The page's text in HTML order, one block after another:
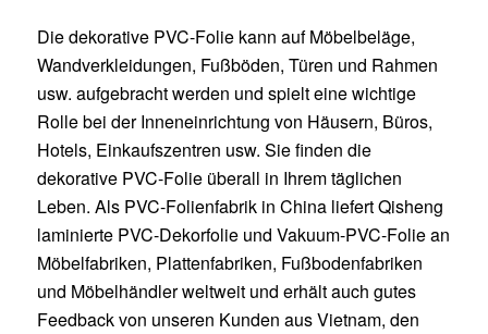
Die dekorative PVC-Folie kann auf Möbelbeläge,
Wandverkleidungen, Fußböden, Türen und Rahmen
usw. aufgebracht werden und spielt eine wichtige
Rolle bei der Inneneinrichtung von Häusern, Büros,
Hotels, Einkaufszentren usw. Sie finden die
dekorative PVC-Folie überall in Ihrem täglichen
Leben. Als PVC-Folienfabrik in China liefert Qisheng
laminierte PVC-Dekorfolie und Vakuum-PVC-Folie an
Möbelfabriken, Plattenfabriken, Fußbodenfabriken
und Möbelhändler weltweit und erhält auch gutes
Feedback von unseren Kunden aus Vietnam, den